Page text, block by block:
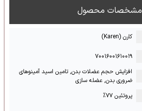
مشخصات محصول
کارن (Karen)
۷۰۰۱۶۰۰۱۶۱۰۰۱۹
افزایش حجم عضلات بدن, تامین اسید آمینوهای
ضروری بدن, عضله سازی
پروتئین ۷۷%